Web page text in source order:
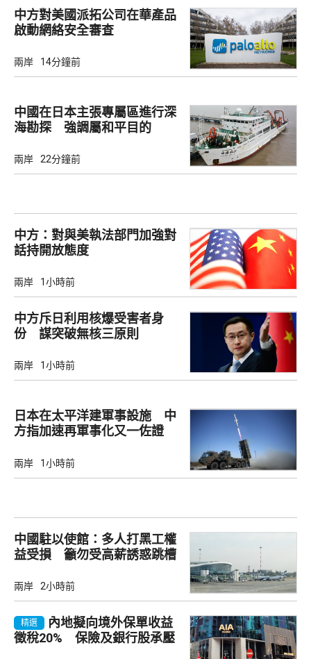
中方對美國派拓公司在華產品
啟動網絡安全審查
兩岸 14分鐘前
中國在日本主張專屬區進行深
海勘探 強調屬和平目的
兩岸 22分鐘前
中方：對與美執法部門加強對
話持開放態度
兩岸 1小時前
中方斥日利用核爆受害者身
份 謀突破無核三原則
兩岸 1小時前
日本在太平洋建軍事設施 中
方指加速再軍事化又一佐證
兩岸 1小時前
中國駐以使館：多人打黑工權
益受損 籲勿受高薪誘惑跳槽
兩岸 2小時前
精選
內地擬向境外保單收益
徵稅20% 保險及銀行股承壓